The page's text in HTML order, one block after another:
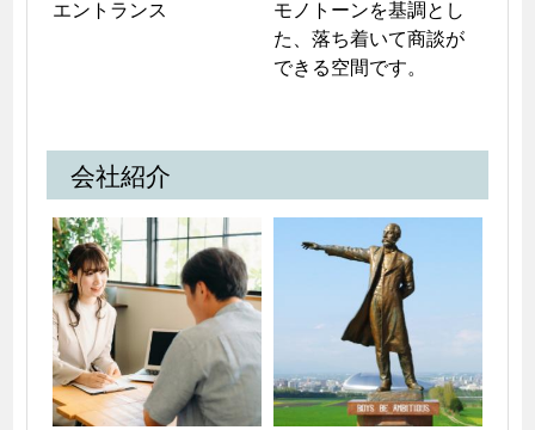
エントランス
モノトーンを基調とし
た、落ち着いて商談が
できる空間です。
会社紹介